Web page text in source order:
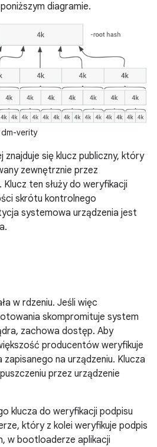
diagramie.
verity
się klucz publiczny, który
zewnętrznie przez
ten służy do weryfikacji
skrótu kontrolnego
systemowa urządzenia jest
w rdzeniu. Jeśli więc
skompromituje system
zachowa dostęp. Aby
producentów weryfikuje
na urządzeniu. Klucza
przez urządzenie
klucza do weryfikacji podpisu
który z kolei weryfikuje podpis
w bootloaderze aplikacji